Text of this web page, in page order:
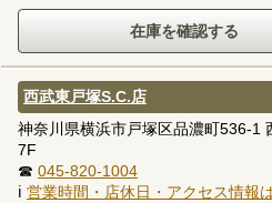
西武東戸塚S.C.店
神奈川県横浜市戸塚区品濃町536-1
7F
☎ 045-820-1004
ℹ 営業時間・店休日・アクセス情報